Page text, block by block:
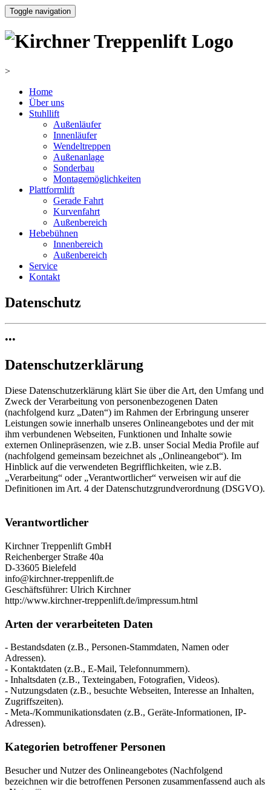
Toggle navigation
>
Home
Über uns
Stuhllift
Außenläufer
Innenläufer
Wendeltreppen
Außenanlage
Sonderbau
Montagemöglichkeiten
Plattformlift
Gerade Fahrt
Kurvenfahrt
Außenbereich
Hebebühnen
Innenbereich
Außenbereich
Service
Kontakt
Datenschutz
•••
Datenschutzerklärung
Diese Datenschutzerklärung klärt Sie über die Art, den Umfang und
Zweck der Verarbeitung von personenbezogenen Daten
(nachfolgend kurz „Daten“) im Rahmen der Erbringung unserer
Leistungen sowie innerhalb unseres Onlineangebotes und der mit
ihm verbundenen Webseiten, Funktionen und Inhalte sowie
externen Onlinepräsenzen, wie z.B. unser Social Media Profile auf
(nachfolgend gemeinsam bezeichnet als „Onlineangebot“). Im
Hinblick auf die verwendeten Begrifflichkeiten, wie z.B.
„Verarbeitung“ oder „Verantwortlicher“ verweisen wir auf die
Definitionen im Art. 4 der Datenschutzgrundverordnung (DSGVO).
Verantwortlicher
Kirchner Treppenlift GmbH
Reichenberger Straße 40a
D-33605 Bielefeld
info@kirchner-treppenlift.de
Geschäftsführer: Ulrich Kirchner
http://www.kirchner-treppenlift.de/impressum.html
Arten der verarbeiteten Daten
- Bestandsdaten (z.B., Personen-Stammdaten, Namen oder
Adressen).
- Kontaktdaten (z.B., E-Mail, Telefonnummern).
- Inhaltsdaten (z.B., Texteingaben, Fotografien, Videos).
- Nutzungsdaten (z.B., besuchte Webseiten, Interesse an Inhalten,
Zugriffszeiten).
- Meta-/Kommunikationsdaten (z.B., Geräte-Informationen, IP-
Adressen).
Kategorien betroffener Personen
Besucher und Nutzer des Onlineangebotes (Nachfolgend
bezeichnen wir die betroffenen Personen zusammenfassend auch als